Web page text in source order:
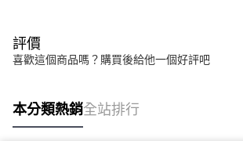
評價
喜歡這個商品嗎？購買後給他一個好評吧
本分類熱銷全站排行